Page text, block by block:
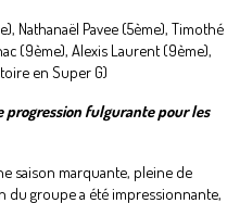
Nathanaël Pavee (5ème), Timothé
(9ème), Alexis Laurent (9ème),
en Super G)
progression fulgurante pour les
saison marquante, pleine de
du groupe a été impressionnante,